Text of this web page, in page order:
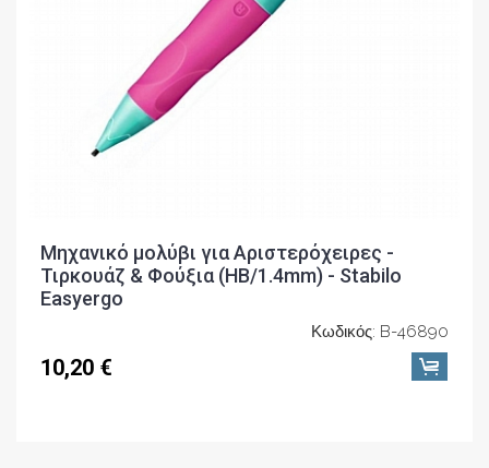
Μηχανικό μολύβι για Αριστερόχειρες -
Τιρκουάζ & Φούξια (ΗΒ/1.4mm) - Stabilo
Easyergo
Κωδικός: B-46890
10,20 €